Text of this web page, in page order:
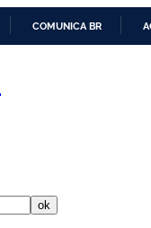
COMUNICA BR